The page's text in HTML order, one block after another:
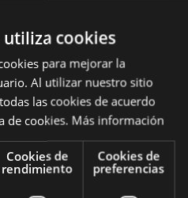
utiliza cookies
para mejorar la
Al utilizar nuestro sitio
las cookies de acuerdo
de cookies. Más información
Cookies de
rendimiento
Cookies de
preferencias